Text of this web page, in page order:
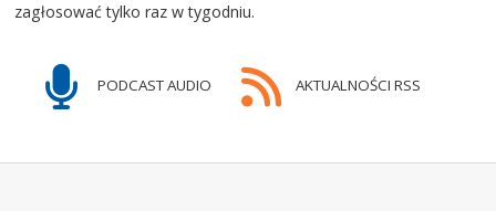
zagłosować tylko raz w tygodniu.
PODCAST AUDIO AKTUALNOŚCI RSS